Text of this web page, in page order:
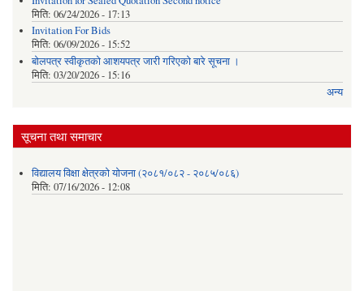
मिति: 06/24/2026 - 17:13
Invitation For Bids
मिति: 06/09/2026 - 15:52
बोलपत्र स्वीकृतको आशयपत्र जारी गरिएको बारे सूचना ।
मिति: 03/20/2026 - 15:16
अन्य
सूचना तथा समाचार
विद्यालय विक्षा क्षेत्रको योजना (२०८१/०८२ - २०८५/०८६)
मिति: 07/16/2026 - 12:08